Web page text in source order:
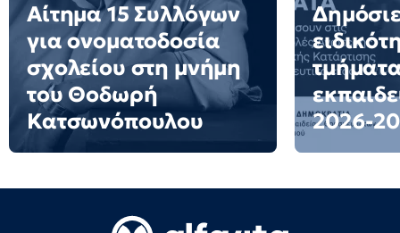
Αίτημα 15 Συλλόγων
για ονοματοδοσία
σχολείου στη μνήμη
του Θοδωρή
Κατσωνόπουλου
2026-